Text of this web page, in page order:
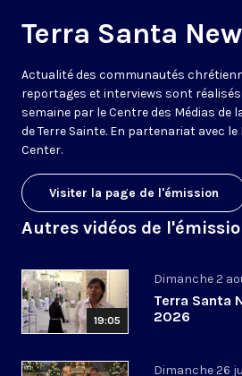
Terra Santa
Actualité des communautés
reportages et interviews sont
semaine par le Centre des Médias de
de Terre Sainte. En partenariat avec
Center.
Visiter la page de l'émission
Autres vidéos de
19:05
Dimanche 2
Terra Santa
2026
Dimanche 26